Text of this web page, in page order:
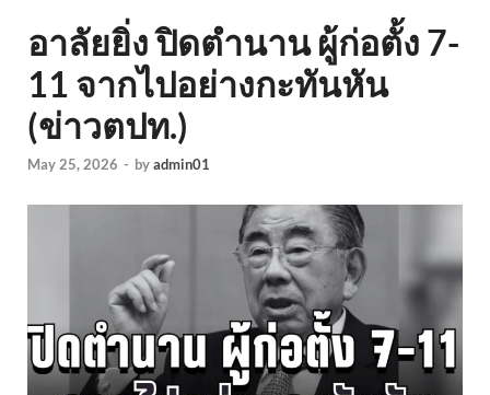
อาลัยยิ่ง ปิดตำนาน ผู้ก่อตั้ง 7-
11 จากไปอย่างกะทันหัน
(ข่าวตปท.)
May 25, 2026 - byadmin01